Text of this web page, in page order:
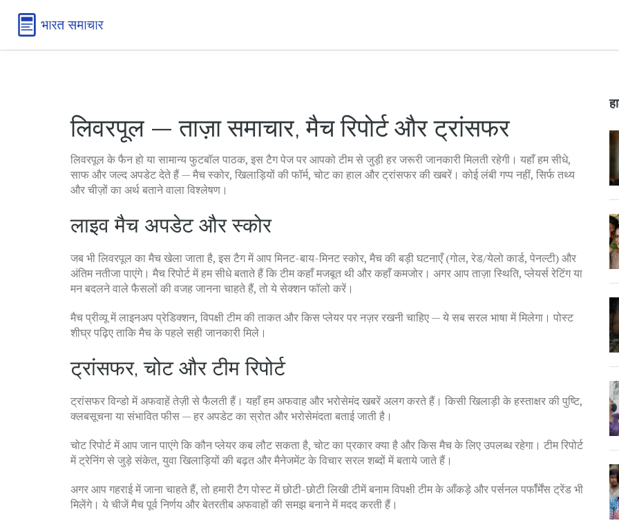
लिवरपूल — ताज़ा समाचार, मैच रिपोर्ट और ट्रांसफर
लिवरपूल के फैन हो या सामान्य फुटबॉल पाठक, इस टैग पेज पर आपको टीम से जुड़ी हर जरूरी जानकारी मिलती रहेगी। यहाँ हम सीधे,
साफ और जल्द अपडेट देते हैं — मैच स्कोर, खिलाड़ियों की फॉर्म, चोट का हाल और ट्रांसफर की खबरें। कोई लंबी गप्प नहीं, सिर्फ तथ्य
और चीज़ों का अर्थ बताने वाला विश्लेषण।
लाइव मैच अपडेट और स्कोर
जब भी लिवरपूल का मैच खेला जाता है, इस टैग में आप मिनट-बाय-मिनट स्कोर, मैच की बड़ी घटनाएँ (गोल, रेड/येलो कार्ड, पेनल्टी) और
अंतिम नतीजा पाएंगे। मैच रिपोर्ट में हम सीधे बताते हैं कि टीम कहाँ मजबूत थी और कहाँ कमजोर। अगर आप ताज़ा स्थिति, प्लेयर्स रेटिंग या
मन बदलने वाले फैसलों की वजह जानना चाहते हैं, तो ये सेक्शन फॉलो करें।
मैच प्रीव्यू में लाइनअप प्रेडिक्शन, विपक्षी टीम की ताकत और किस प्लेयर पर नज़र रखनी चाहिए — ये सब सरल भाषा में मिलेगा। पोस्ट
शीघ्र पढ़िए ताकि मैच के पहले सही जानकारी मिले।
ट्रांसफर, चोट और टीम रिपोर्ट
ट्रांसफर विन्डो में अफवाहें तेज़ी से फैलती हैं। यहाँ हम अफवाह और भरोसेमंद खबरें अलग करते हैं। किसी खिलाड़ी के हस्ताक्षर की पुष्टि,
क्लबसूचना या संभावित फीस — हर अपडेट का स्रोत और भरोसेमंदता बताई जाती है।
चोट रिपोर्ट में आप जान पाएंगे कि कौन प्लेयर कब लौट सकता है, चोट का प्रकार क्या है और किस मैच के लिए उपलब्ध रहेगा। टीम रिपोर्ट
में ट्रेनिंग से जुड़े संकेत, युवा खिलाड़ियों की बढ़त और मैनेजमेंट के विचार सरल शब्दों में बताये जाते हैं।
अगर आप गहराई में जाना चाहते हैं, तो हमारी टैग पोस्ट में छोटी-छोटी लिखी टीमें बनाम विपक्षी टीम के आँकड़े और पर्सनल पर्फॉर्मेंस ट्रेंड भी
मिलेंगे। ये चीजें मैच पूर्व निर्णय और बेतरतीब अफवाहों की समझ बनाने में मदद करती हैं।